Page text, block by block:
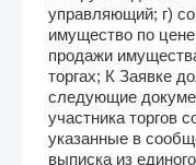
управляющий; г)
имущество по
продажи
торгах; К Заявке
следующие
участника торгов
указанные в
выписка из